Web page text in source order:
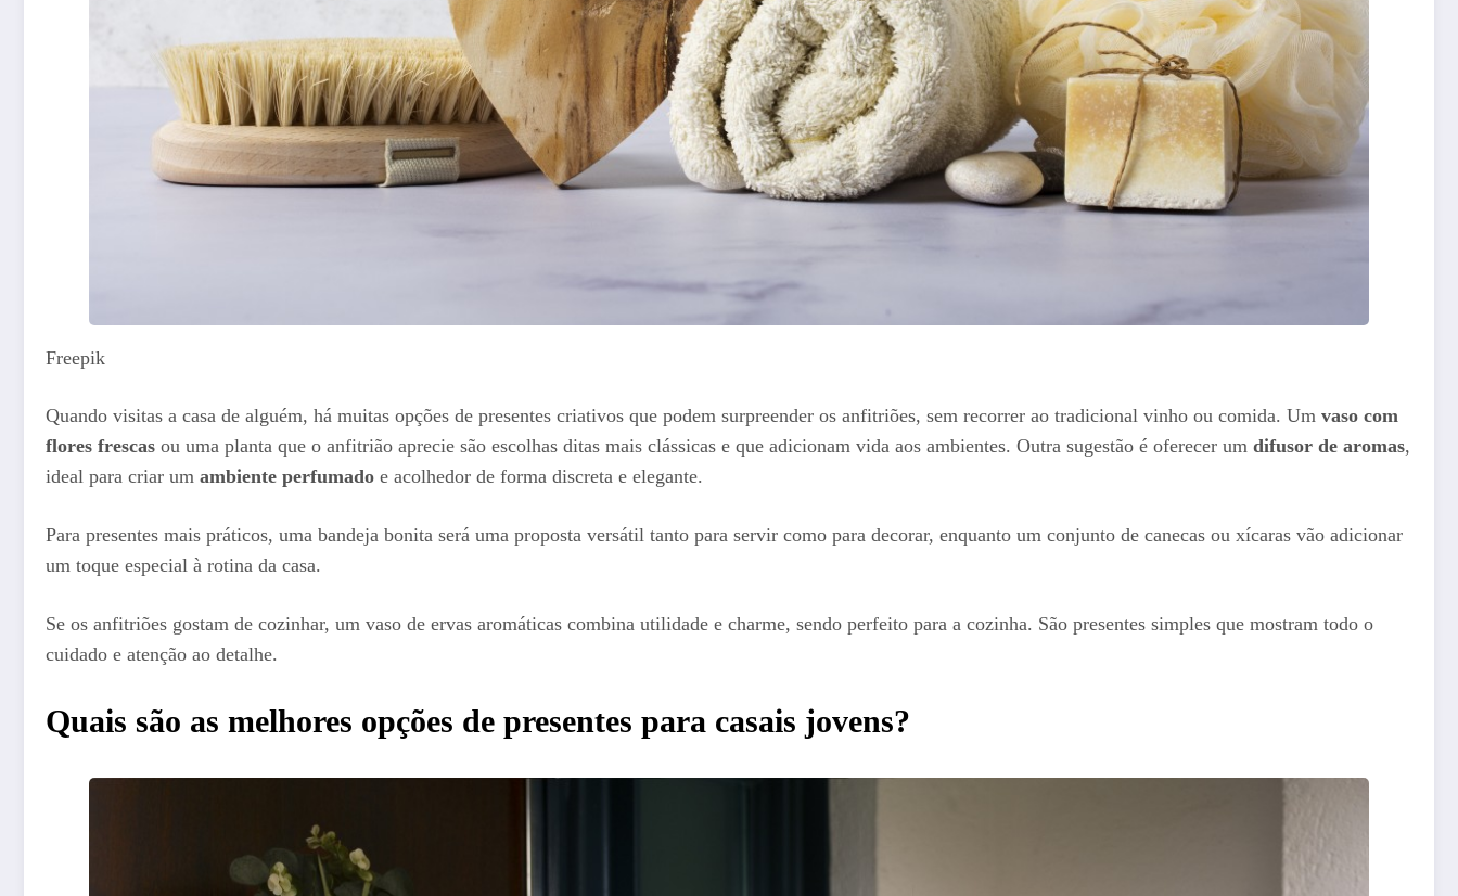
Freepik
Quando visitas a casa de alguém, há muitas opções de presentes criativos que podem surpreender os anfitriões, sem recorrer ao tradicional vinho ou comida. Um vaso com
flores frescas ou uma planta que o anfitrião aprecie são escolhas ditas mais clássicas e que adicionam vida aos ambientes. Outra sugestão é oferecer um difusor de aromas,
ideal para criar um ambiente perfumado e acolhedor de forma discreta e elegante.
Para presentes mais práticos, uma bandeja bonita será uma proposta versátil tanto para servir como para decorar, enquanto um conjunto de canecas ou xícaras vão adicionar
um toque especial à rotina da casa.
Se os anfitriões gostam de cozinhar, um vaso de ervas aromáticas combina utilidade e charme, sendo perfeito para a cozinha. São presentes simples que mostram todo o
cuidado e atenção ao detalhe.
Quais são as melhores opções de presentes para casais jovens?